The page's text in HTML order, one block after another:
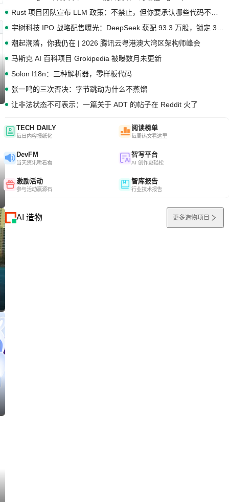
潮起潮落，你我仍在 | 2026 腾讯云粤港澳大湾区架构师峰会
马斯克 AI 百科项目 Grokipedia 被曝数月未更新
Solon I18n：三种解析器，零样板代码
张一鸣的三次否决：字节跳动为什么不蒸馏
让非法状态不可表示：一篇关于 ADT 的帖子在 Reddit 火了
TECH DAILY
每日内容报纸化
阅读榜单
每周热文看这里
DevFM
当天资讯听着看
智写平台
AI 创作更轻松
激励活动
参与活动赢源石
智库报告
行业技术报告
AI 造物 更多造物项目